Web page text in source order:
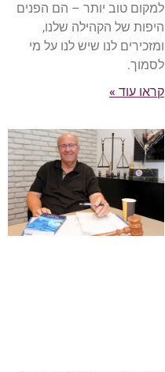
למקום טוב יותר – הם הפנים
היפות של הקהילה שלנו,
ומזכירים לנו שיש לנו על מי
לסמוך.
קראו עוד »